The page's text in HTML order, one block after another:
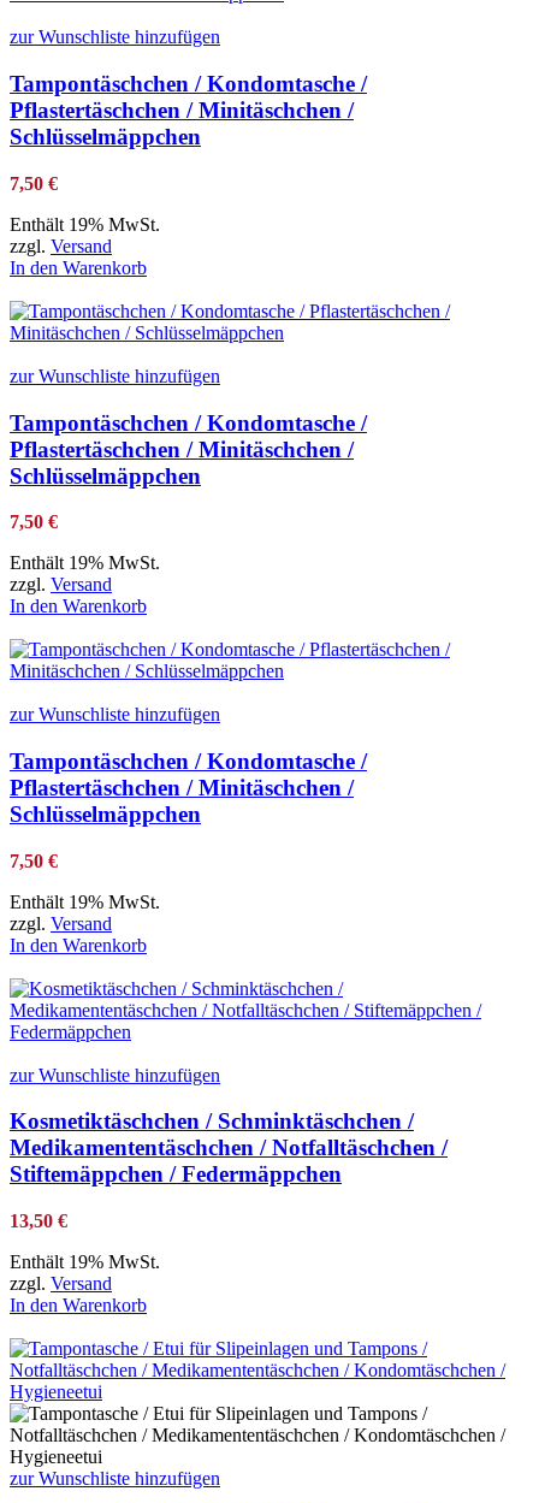
zur Wunschliste hinzufügen
Tampontäschchen / Kondomtasche /
Pflastertäschchen / Minitäschchen /
Schlüsselmäppchen
7,50 €
Enthält 19% MwSt.
zzgl. Versand
In den Warenkorb
zur Wunschliste hinzufügen
Tampontäschchen / Kondomtasche /
Pflastertäschchen / Minitäschchen /
Schlüsselmäppchen
7,50 €
Enthält 19% MwSt.
zzgl. Versand
In den Warenkorb
zur Wunschliste hinzufügen
Tampontäschchen / Kondomtasche /
Pflastertäschchen / Minitäschchen /
Schlüsselmäppchen
7,50 €
Enthält 19% MwSt.
zzgl. Versand
In den Warenkorb
zur Wunschliste hinzufügen
Kosmetiktäschchen / Schminktäschchen /
Medikamententäschchen / Notfalltäschchen /
Stiftemäppchen / Federmäppchen
13,50 €
Enthält 19% MwSt.
zzgl. Versand
In den Warenkorb
zur Wunschliste hinzufügen